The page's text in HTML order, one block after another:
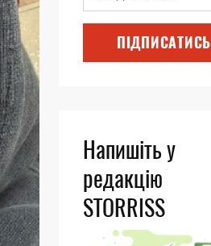
ПІДПИСАТИСЬ
Напишіть у
редакцію
STORRISS